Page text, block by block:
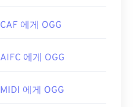
CAF 에게 OGG
AIFC 에게 OGG
MIDI 에게 OGG